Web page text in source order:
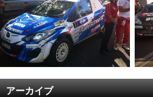
アーカイブ